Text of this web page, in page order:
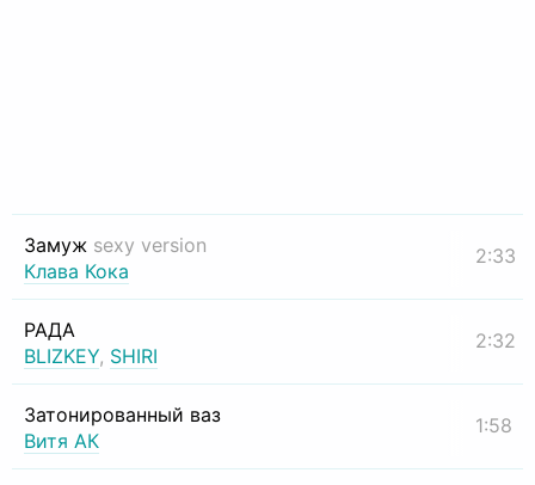
Замуж sexy version
Клава Кока
2:33
РАДА
BLIZKEY, SHIRI
2:32
Затонированный ваз
Витя АК
1:58